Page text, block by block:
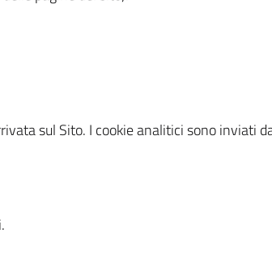
sul Sito. I cookie analitici sono inviati